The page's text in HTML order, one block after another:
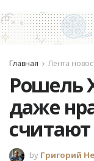
Главная Лента
Рошель
даже
by Григорий